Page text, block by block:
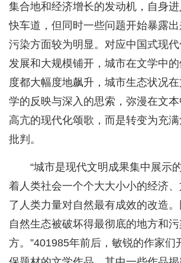
集合地和经济增长的发动机，自身
快车道，但同时一些问题开始暴露
污染方面较为明显。对应中国式现
发展和大规模铺开，城市在文学中
度都大幅度地飙升，城市生态状况
学的反映与深入的思索，弥漫在文
高亢的现代化颂歌，而是转变为充
批判。
“城市是现代文明成果集中展示
着人类社会一个个大大小小的经济
了人类力量对自然最有成效的改造
自然生态被破坏得最彻底的地方和
方。”401985年前后，敏锐的作家们